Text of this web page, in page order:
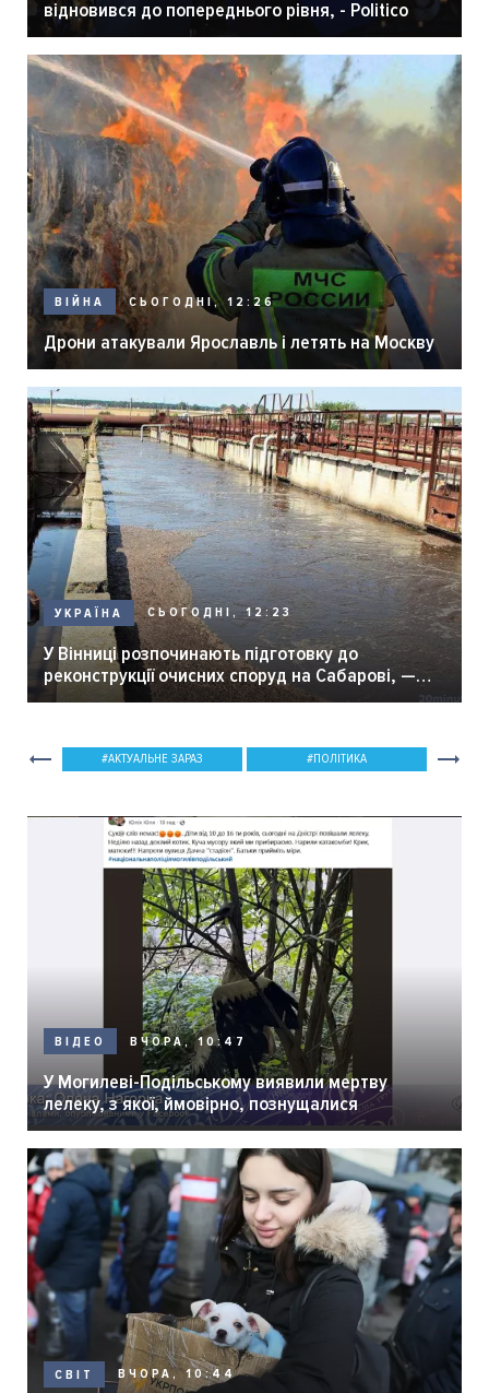
відновився до попереднього рівня, - Politico
ВІЙНА СЬОГОДНІ, 12:26
Дрони атакували Ярославль і летять на Москву
УКРАЇНА СЬОГОДНІ, 12:23
У Вінниці розпочинають підготовку до
реконструкції очисних споруд на Сабарові, —
мер Вінниці.
АКТУАЛЬНЕ ЗАРАЗ ПОЛІТИКА
ВІДЕО ВЧОРА, 10:47
У Могилеві-Подільському виявили мертву
лелеку, з якої, ймовірно, познущалися
СВІТ ВЧОРА, 10:44